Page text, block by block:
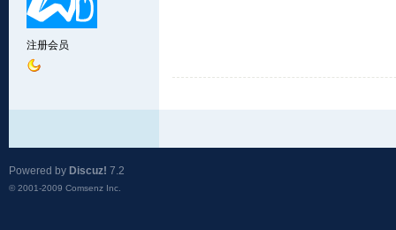
注册会员
Powered by Discuz! 7.2
© 2001-2009 Comsenz Inc.